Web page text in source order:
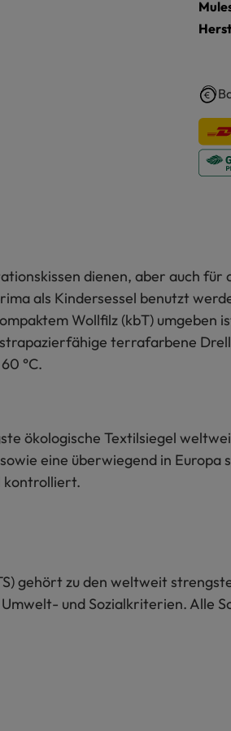
dienen, aber auch
als Kindersessel benutzt
Wollfilz (kbT)
terrafarbene
°C.
ökologische Textilsiegel
eine überwiegend in
kontrolliert.
gehört zu den weltweit
und Sozialkriterien. Alle